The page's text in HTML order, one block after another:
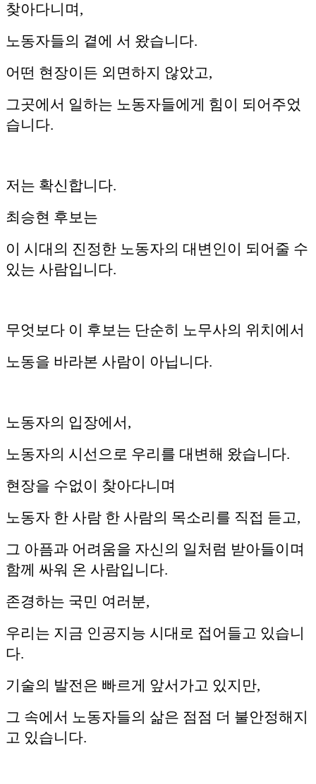
찾아다니며,
노동자들의 곁에 서 왔습니다.
어떤 현장이든 외면하지 않았고,
그곳에서 일하는 노동자들에게 힘이 되어주었
습니다.
저는 확신합니다.
최승현 후보는
이 시대의 진정한 노동자의 대변인이 되어줄 수
있는 사람입니다.
무엇보다 이 후보는 단순히 노무사의 위치에서
노동을 바라본 사람이 아닙니다.
노동자의 입장에서,
노동자의 시선으로 우리를 대변해 왔습니다.
현장을 수없이 찾아다니며
노동자 한 사람 한 사람의 목소리를 직접 듣고,
그 아픔과 어려움을 자신의 일처럼 받아들이며
함께 싸워 온 사람입니다.
존경하는 국민 여러분,
우리는 지금 인공지능 시대로 접어들고 있습니
다.
기술의 발전은 빠르게 앞서가고 있지만,
그 속에서 노동자들의 삶은 점점 더 불안정해지
고 있습니다.